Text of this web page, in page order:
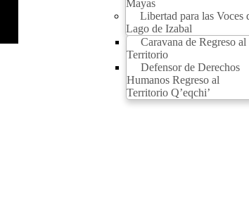
Mayas
Libertad para las Voces
Lago de Izabal
Caravana de Regreso al
Territorio
Defensor de Derechos
Humanos Regreso al
Territorio Q’eqchi’